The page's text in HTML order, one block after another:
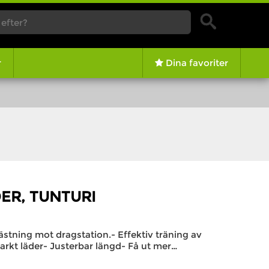
Dina favoriter
TUNTURI
mot dragstation.- Effektiv träning av
läder- Justerbar längd- Få ut mer…